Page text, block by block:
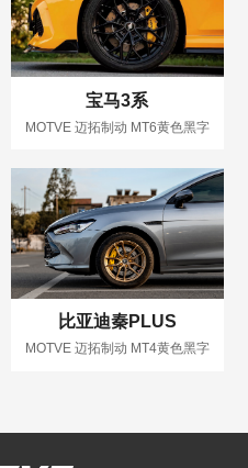
宝马3系
MOTVE 迈拓制动 MT6黄色黑字
比亚迪秦PLUS
MOTVE 迈拓制动 MT4黄色黑字